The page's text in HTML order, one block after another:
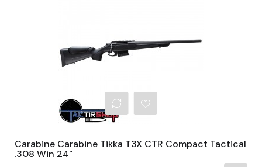
Carabine Carabine Tikka T3X CTR Compact Tactical
.308 Win 24"